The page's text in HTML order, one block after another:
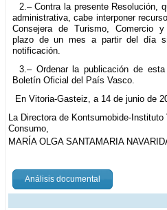
2.– Contra la presente Resolución,
administrativa, cabe interponer
Consejera de Turismo, Comercio
plazo de un mes a partir del día
notificación.
3.– Ordenar la publicación de
Boletín Oficial del País Vasco.
En Vitoria-Gasteiz, a 14 de junio de
La Directora de Kontsumobide-Instituto
Consumo,
MARÍA OLGA SANTAMARIA
Análisis documental